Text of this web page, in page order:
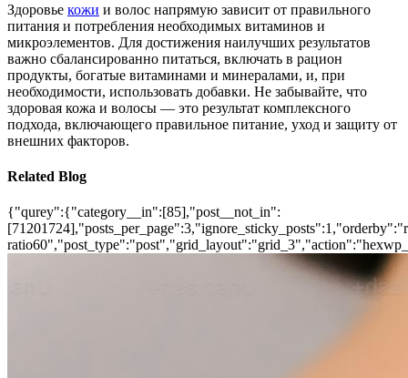
Здоровье кожи и волос напрямую зависит от правильного
питания и потребления необходимых витаминов и
микроэлементов. Для достижения наилучших результатов
важно сбалансированно питаться, включать в рацион
продукты, богатые витаминами и минералами, и, при
необходимости, использовать добавки. Не забывайте, что
здоровая кожа и волосы — это результат комплексного
подхода, включающего правильное питание, уход и защиту от
внешних факторов.
Related Blog
{"qurey":{"category__in":[85],"post__not_in":